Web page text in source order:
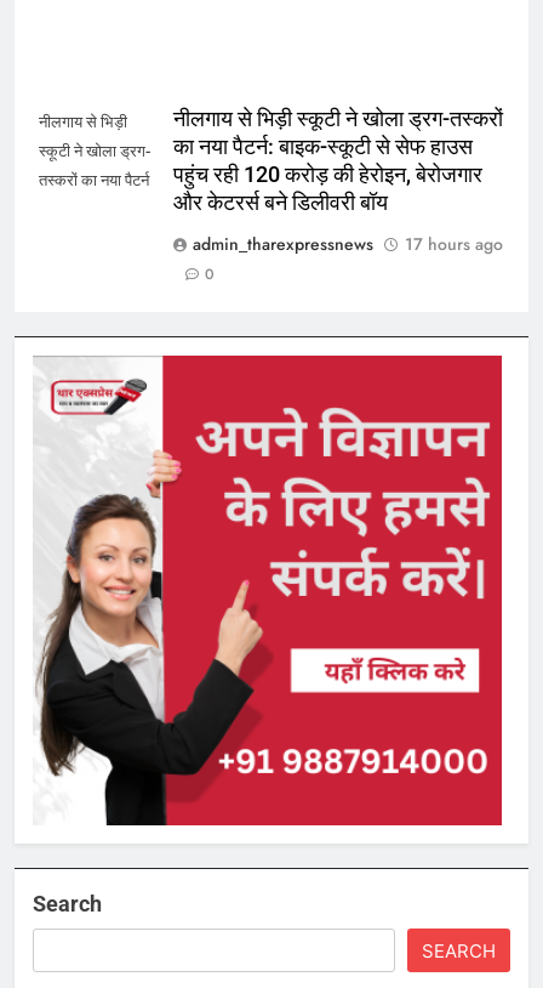
नीलगाय से भिड़ी
स्कूटी ने खोला ड्रग-
तस्करों का नया पैटर्न
नीलगाय से भिड़ी स्कूटी ने खोला ड्रग-तस्करों
का नया पैटर्न: बाइक-स्कूटी से सेफ हाउस
पहुंच रही 120 करोड़ की हेरोइन, बेरोजगार
और केटरर्स बने डिलीवरी बॉय
admin_tharexpressnews
17 hours ago
0
Search
SEARCH